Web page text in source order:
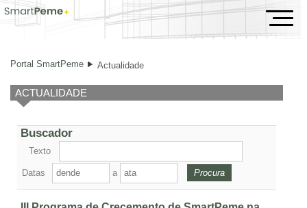
Actualidade
Portal SmartPeme Actualidade
ACTUALIDADE
Buscador
Texto
Datas a